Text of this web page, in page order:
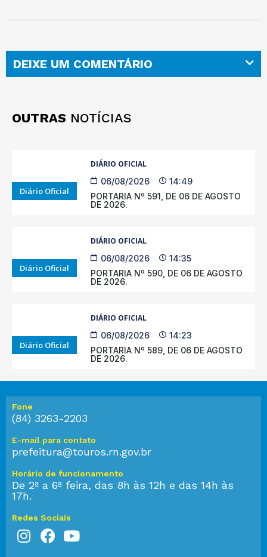
DEIXE UM COMENTÁRIO
OUTRAS NOTÍCIAS
Diário Oficial
DIÁRIO OFICIAL
06/08/2026
14:49
PORTARIA Nº 591, DE 06 DE AGOSTO
DE 2026.
Diário Oficial
DIÁRIO OFICIAL
06/08/2026
14:35
PORTARIA Nº 590, DE 06 DE AGOSTO
DE 2026.
Diário Oficial
DIÁRIO OFICIAL
06/08/2026
14:23
PORTARIA Nº 589, DE 06 DE AGOSTO
DE 2026.
Fone
(84) 3263-2203
E-mail para contato
prefeitura@touros.rn.gov.br
Horário de funcionamento
De 2ª a 6ª feira, das 8h às 12h e das 14h às
17h.
Redes Sociais